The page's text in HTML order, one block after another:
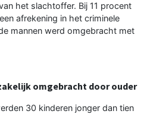
het slachtoffer. Bij 11 procent
afrekening in het criminele
mannen werd omgebracht met
omgebracht door ouder
30 kinderen jonger dan tien